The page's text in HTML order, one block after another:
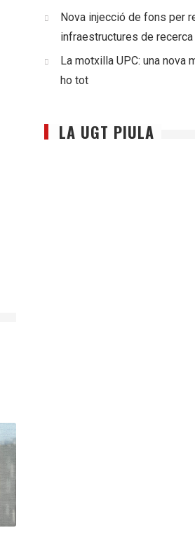
Nova injecció de fons per
infraestructures de recerca
La motxilla UPC: una nova
ho tot
LA UGT PIULA